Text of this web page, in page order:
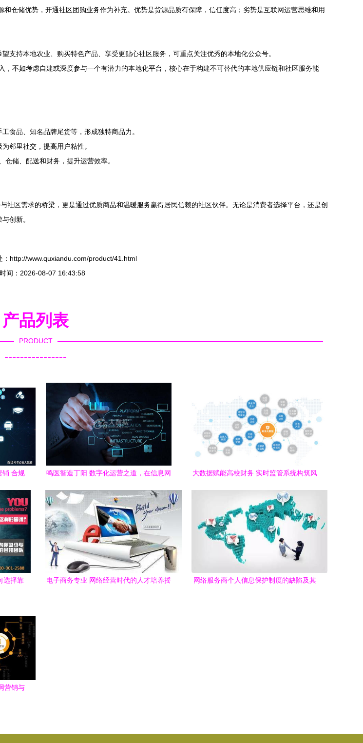
和仓储优势，开通社区团购业务作为补充。优势是货源品质有保障，信任度高；劣势是互联网运营思维和用
持本地农业、购买特色产品、享受更贴心社区服务，可重点关注优秀的本地化公众号。
，不如考虑自建或深度参与一个有潜力的本地化平台，核心在于构建不可替代的本地供应链和社区服务能
食品、知名品牌尾货等，形成独特商品力。
邻里社交，提高用户粘性。
储、配送和财务，提升运营效率。
社区需求的桥梁，更是通过优质商品和温暖服务赢得居民信赖的社区伙伴。无论是消费者选择平台，还是创
创新。
：http://www.quxiandu.com/product/41.html
间：2026-08-07 16:43:58
产品列表
PRODUCT
----------------
销 合规
鸣医智造丁阳 数字化运营之道，在信息网
大数据赋能高校财务 实时监管系统构筑风
选择靠
电子商务专业 网络经营时代的人才培养摇
网络服务商个人信息保护制度的缺陷及其
营销与